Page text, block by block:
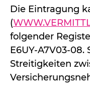
Die Eintragung
(
folgender
E6UY-A7V03-
Streitigkeiten